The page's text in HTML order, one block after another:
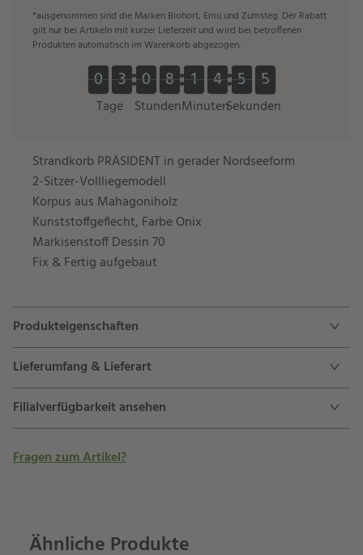
*ausgenommen sind die Marken Biohort, Emu und Zumsteg. Der Rabatt
gilt nur bei Artikeln mit kurzer Lieferzeit und wird bei betroffenen
Produkten automatisch im Warenkorb abgezogen.
Tage
0
0
0
0 3
3
3
3
Stunden
0
0
0
0 8
8
8
8
Minuten
1
1
1
1 4
4
4
4
Sekunden
5
5
5
5 4
5
5
4
Strandkorb PRÄSIDENT in gerader Nordseeform
2-Sitzer-Vollliegemodell
Korpus aus Mahagoniholz
Kunststoffgeflecht, Farbe Onix
Markisenstoff Dessin 70
Fix & Fertig aufgebaut
Produkteigenschaften
Lieferumfang & Lieferart
Filialverfügbarkeit ansehen
Fragen zum Artikel?
Ähnliche Produkte